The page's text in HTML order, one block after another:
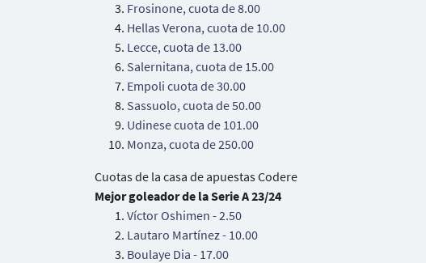
Frosinone, cuota de 8.00
Hellas Verona, cuota de 10.00
Lecce, cuota de 13.00
Salernitana, cuota de 15.00
Empoli cuota de 30.00
Sassuolo, cuota de 50.00
Udinese cuota de 101.00
Monza, cuota de 250.00
Cuotas de la casa de apuestas Codere
Mejor goleador de la Serie A 23/24
Víctor Oshimen - 2.50
Lautaro Martínez - 10.00
Boulaye Dia - 17.00